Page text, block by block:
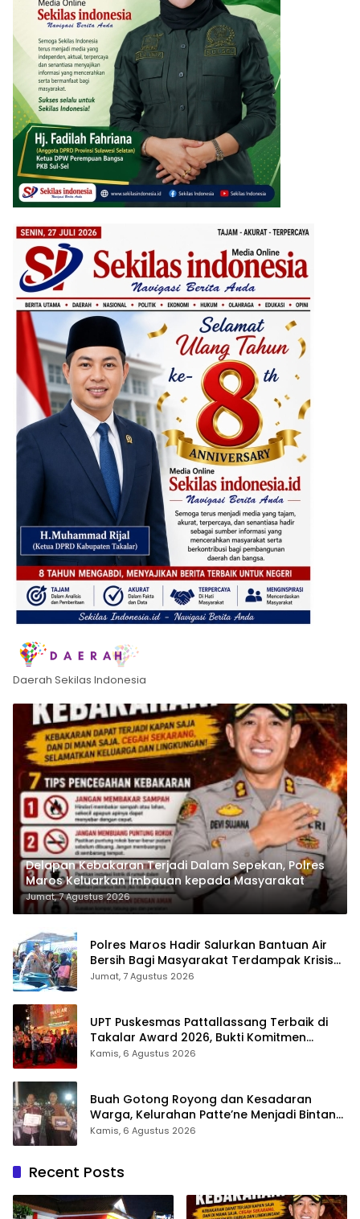
Daerah Sekilas Indonesia
Delapan Kebakaran Terjadi Dalam Sepekan, Polres
Maros Keluarkan Imbauan kepada Masyarakat
Jumat, 7 Agustus 2026
Polres Maros Hadir Salurkan Bantuan Air
Bersih Bagi Masyarakat Terdampak Krisis
Air Bersih Di Maros
Jumat, 7 Agustus 2026
UPT Puskesmas Pattallassang Terbaik di
Takalar Award 2026, Bukti Komitmen
Hadirkan Pelayanan Kesehatan Berkualitas
Kamis, 6 Agustus 2026
Buah Gotong Royong dan Kesadaran
Warga, Kelurahan Patte’ne Menjadi Bintang
Takalar Award 2026
Kamis, 6 Agustus 2026
Recent Posts